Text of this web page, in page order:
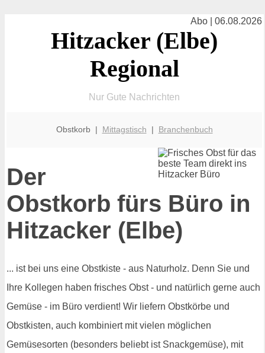
Abo | 06.08.2026
Hitzacker (Elbe)
Regional
Nur Gute Nachrichten
Obstkorb | Mittagstisch | Branchenbuch
Der
Obstkorb fürs Büro in
Hitzacker (Elbe)
... ist bei uns eine Obstkiste - aus Naturholz. Denn Sie und
Ihre Kollegen haben frisches Obst - und natürlich gerne auch
Gemüse - im Büro verdient! Wir liefern Obstkörbe und
Obstkisten, auch kombiniert mit vielen möglichen
Gemüsesorten (besonders beliebt ist Snackgemüse), mit